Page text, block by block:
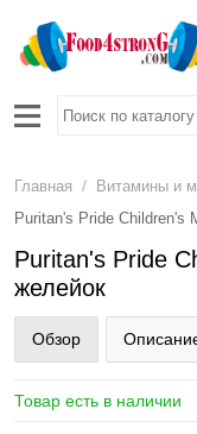
Главная / Витамины и
Puritan's Pride Children's
Puritan's Pride
желейок
Обзор
Товар есть в наличии